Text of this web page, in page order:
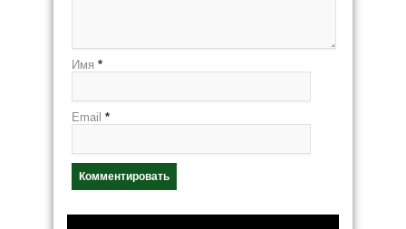
Имя *
Email *